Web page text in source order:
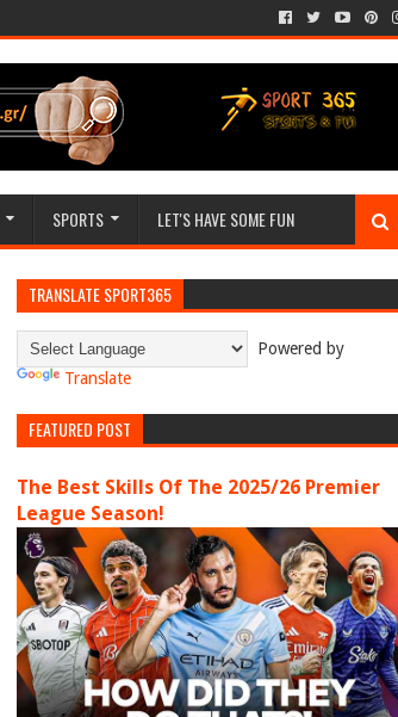
SPORTS LET'S HAVE SOME FUN
TRANSLATE SPORT365
Powered by
Translate
FEATURED POST
The Best Skills Of The 2025/26 Premier
League Season!